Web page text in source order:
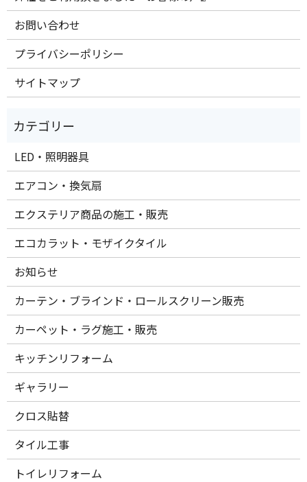
お問い合わせ
プライバシーポリシー
サイトマップ
LED・照明器具
エアコン・換気扇
エクステリア商品の施工・販売
エコカラット・モザイクタイル
お知らせ
カーテン・ブラインド・ロールスクリーン販売
カーペット・ラグ施工・販売
キッチンリフォーム
ギャラリー
クロス貼替
タイル工事
トイレリフォーム